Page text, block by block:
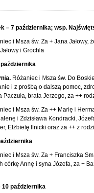
– 7 października; wsp.
i Msza św. Za + Jana
i Grochla
Różaniec i Msza św. Do
i z prośbą o dalszą pomoc,
Paczuła, brata Jerzego, za ++
i Msza św. Za ++ Marię i
i Zdzisława Kondracki,
Elżbietę Ilnicki oraz za ++ z
i Msza św. Za + Franciszka
córkę Annę i syna Józefa, za +
10 października